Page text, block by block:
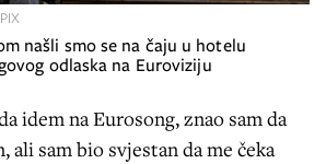
našli smo se na čaju u hotelu
odlaska na Euroviziju
idem na Eurosong, znao sam da
ali sam bio svjestan da me čeka